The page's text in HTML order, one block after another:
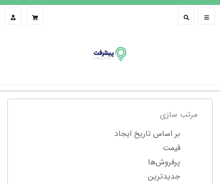
مرتب سازی
بر اساس تاریخ ایجاد
قیمت
پرفروش‌ها
جدیدترین